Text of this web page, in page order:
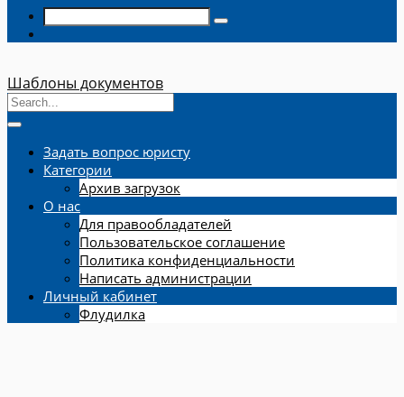
Шаблоны документов
Задать вопрос юристу
Категории
Архив загрузок
О нас
Для правообладателей
Пользовательское соглашение
Политика конфиденциальности
Написать администрации
Личный кабинет
Флудилка